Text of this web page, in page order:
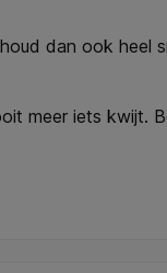
dan ook heel
meer iets kwijt.